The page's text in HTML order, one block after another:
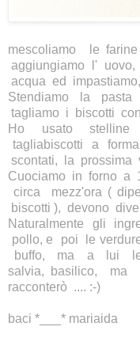
mescoliamo le
aggiungiamo l' uovo,
acqua ed
Stendiamo la
tagliamo i biscotti
Ho usato
tagliabiscotti a
scontati, la prossima
Cuociamo in forno a
circa mezz'ora (
biscotti ), devono
Naturalmente gli
pollo, e poi le
buffo, ma a lui le
salvia, basilico,
racconterò .... :-)
baci *___* mariaida